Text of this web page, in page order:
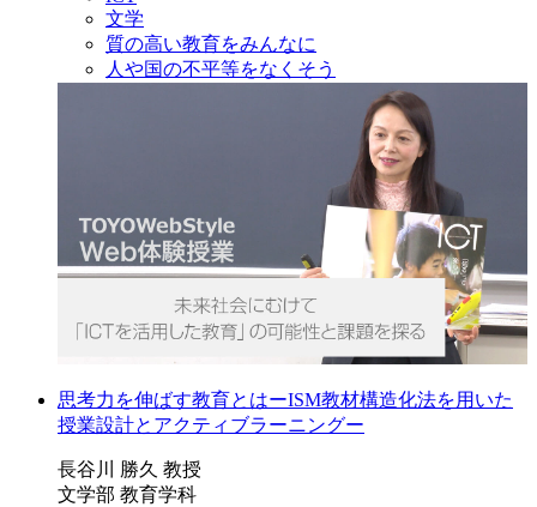
文学
質の高い教育をみんなに
人や国の不平等をなくそう
思考力を伸ばす教育とはーISM教材構造化法を用いた
授業設計とアクティブラーニングー
長谷川 勝久 教授
文学部 教育学科